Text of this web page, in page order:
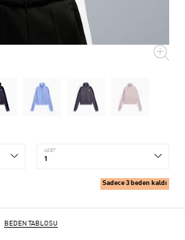
ADET
Sadece 3 beden kaldı
BEDEN TABLOSU